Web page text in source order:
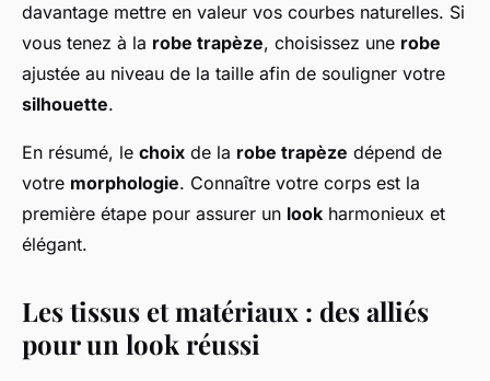
davantage mettre en valeur vos courbes naturelles. Si
vous tenez à la robe trapèze, choisissez une robe
ajustée au niveau de la taille afin de souligner votre
silhouette.
En résumé, le choix de la robe trapèze dépend de
votre morphologie. Connaître votre corps est la
première étape pour assurer un look harmonieux et
élégant.
Les tissus et matériaux : des alliés
pour un look réussi